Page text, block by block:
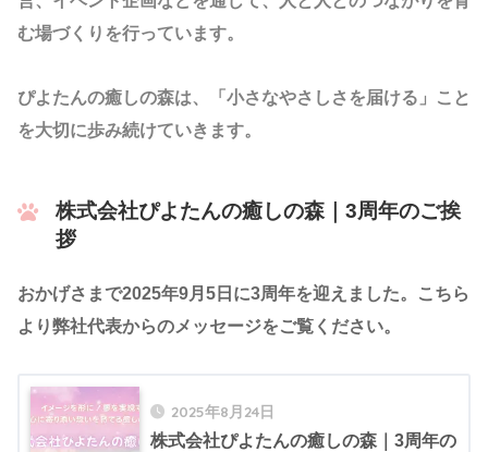
む場づくりを行っています。
ぴよたんの癒しの森は、「小さなやさしさを届ける」こと
を大切に歩み続けていきます。
株式会社ぴよたんの癒しの森｜3周年のご挨
拶
おかげさまで2025年9月5日に3周年を迎えました。こちら
より弊社代表からのメッセージをご覧ください。
2025年8月24日
株式会社ぴよたんの癒しの森｜3周年の